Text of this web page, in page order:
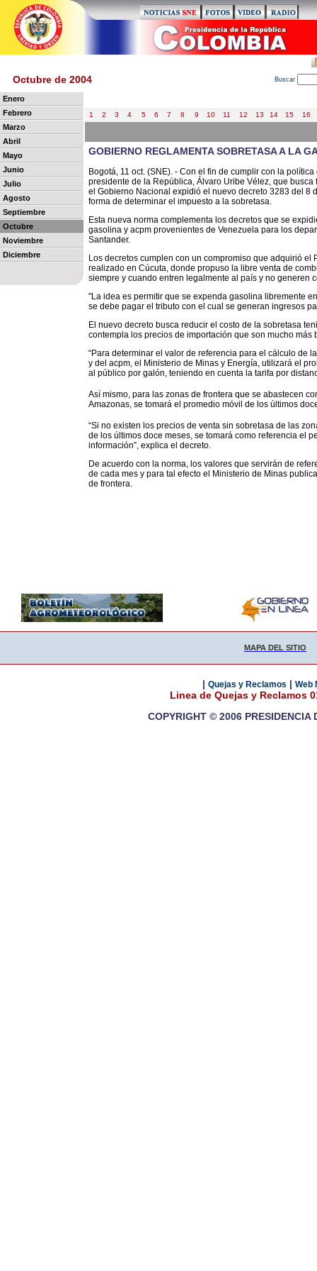
Octubre de 2004 Buscar
Enero
Febrero
Marzo
Abril
Mayo
Junio
Julio
Agosto
Septiembre
Octubre
Noviembre
Diciembre
1 2 3 4 5 6 7 8 9 10 11 12 13 14 15 16
GOBIERNO REGLAMENTA SOBRETASA A LA
Bogotá, 11 oct. (SNE). - Con el fin de cumplir con la
presidente de la República, Álvaro Uribe Vélez, que
el Gobierno Nacional expidió el nuevo decreto 3283 del 8
forma de determinar el impuesto a la sobretasa.
Esta nueva norma complementa los decretos que se
gasolina y acpm provenientes de Venezuela para los
Santander.
Los decretos cumplen con un compromiso que adquirió el
realizado en Cúcuta, donde propuso la libre venta de
siempre y cuando entren legalmente al país y no generen
"La idea es permitir que se expenda gasolina libremente
se debe pagar el tributo con el cual se generan ingresos
El nuevo decreto busca reducir el costo de la sobretasa
contempla los precios de importación que son mucho más
“Para determinar el valor de referencia para el cálculo de
y del acpm, el Ministerio de Minas y Energía, utilizará el
al público por galón, teniendo en cuenta la tarifa por
Así mismo, para las zonas de frontera que se abastecen
Amazonas, se tomará el promedio móvil de los últimos
“Si no existen los precios de venta sin sobretasa de las
de los últimos doce meses, se tomará como referencia el
información”, explica el decreto.
De acuerdo con la norma, los valores que servirán de
de cada mes y para tal efecto el Ministerio de Minas
de frontera.
MAPA DEL SITIO
| Quejas y Reclamos | Web
Linea de Quejas y Reclamos
COPYRIGHT © 2006 PRESIDENCIA